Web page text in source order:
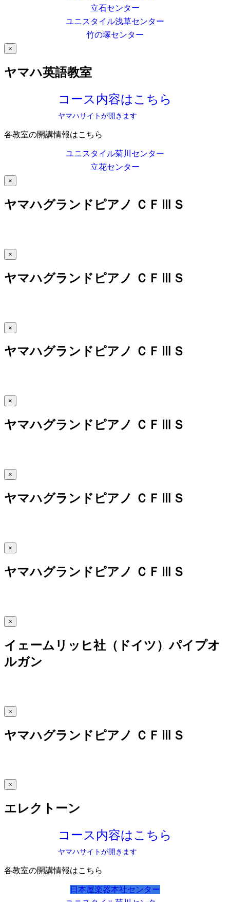
立石センター
ユニスタイル浅草センター
竹の塚センター
×
ヤマハ英語教室
コース内容はこちら
ヤマハサイトが開きます
各教室の開講情報はこちら
ユニスタイル菊川センター
立花センター
×
ヤマハグランドピアノ ＣＦⅢＳ
×
ヤマハグランドピアノ ＣＦⅢＳ
×
ヤマハグランドピアノ ＣＦⅢＳ
×
ヤマハグランドピアノ ＣＦⅢＳ
×
ヤマハグランドピアノ ＣＦⅢＳ
×
ヤマハグランドピアノ ＣＦⅢＳ
×
イェームリッヒ社（ドイツ）パイプオ
ルガン
×
ヤマハグランドピアノ ＣＦⅢＳ
×
エレクトーン
コース内容はこちら
ヤマハサイトが開きます
各教室の開講情報はこちら
日本屋楽器本社センター